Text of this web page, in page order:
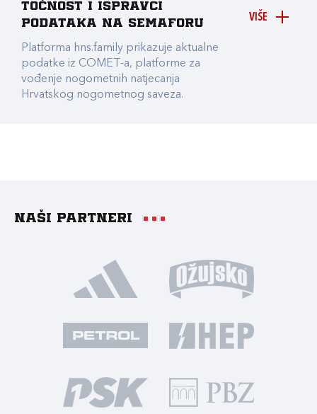
VIŠE
točnost i ispravci
podataka na Semaforu
Platforma hns.family prikazuje aktualne
podatke iz COMET-a, platforme za
vođenje nogometnih natjecanja
Hrvatskog nogometnog saveza.
Naši partneri